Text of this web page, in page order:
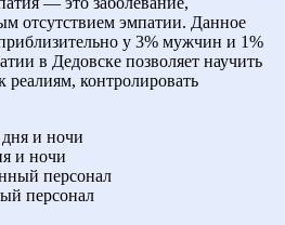
отсутствием эмпатии. Данное
у 3% мужчин и 1%
в Дедовске позволяет научить
реалиям, контролировать
и ночи
персонал